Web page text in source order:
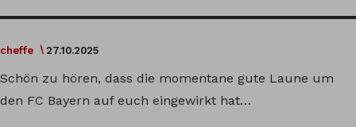
cheffe 27.10.2025
Schön zu hören, dass die momentane gute Laune um
den FC Bayern auf euch eingewirkt hat…